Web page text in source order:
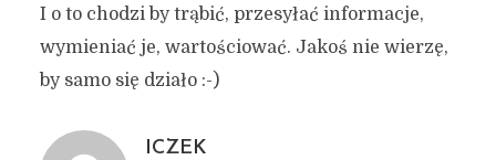
I o to chodzi by trąbić, przesyłać informacje,
wymieniać je, wartościować. Jakoś nie wierzę,
by samo się działo :-)
ICZEK